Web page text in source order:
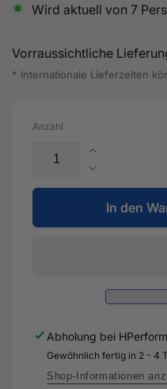
Wird aktuell von 7
Vorraussichtliche
* Internationale Lieferzeiten
Anzahl
Erhöhe
die
Menge
für
TS-
5862
Band
0,82AR
mit
Verringere
die
Menge
für
Turbolader
V-
Band
0,82AR
In den
Abholung bei
Gewöhnlich fertig in 2 - 4
Shop-Informationen